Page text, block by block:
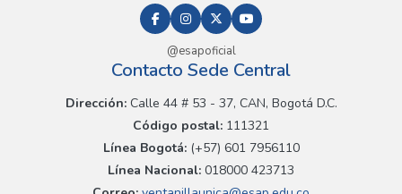
@esapoficial
Contacto Sede Central
Dirección:Calle 44 # 53 - 37, CAN, Bogotá D.C.
Código postal: 111321
Línea Bogotá:(+57) 601 7956110
Línea Nacional: 018000 423713